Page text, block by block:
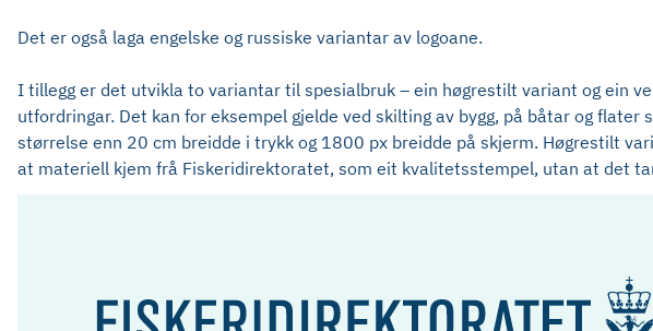
Det er også laga engelske og russiske variantar av logoane.
I tillegg er det utvikla to variantar til spesialbruk – ein høgrestilt variant og ein
utfordringar. Det kan for eksempel gjelde ved skilting av bygg, på båtar og
størrelse enn 20 cm breidde i trykk og 1800 px breidde på skjerm. Høgrestilt
at materiell kjem frå Fiskeridirektoratet, som eit kvalitetsstempel, utan at det